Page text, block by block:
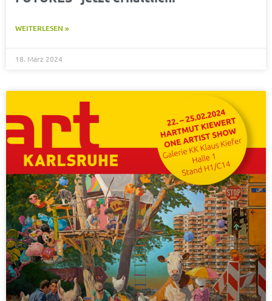
WEITERLESEN »
18. März 2024